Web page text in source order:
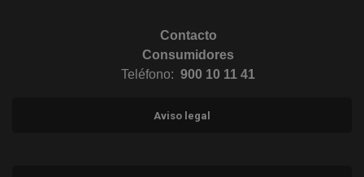
Contacto
Consumidores
Teléfono: 900 10 11 41
Aviso legal